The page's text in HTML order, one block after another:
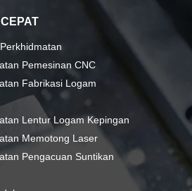
Pemesinan CNC
Fabrikasi Logam
Lentur Logam Kepingan
Memotong Laser
Pengacuan Suntikan